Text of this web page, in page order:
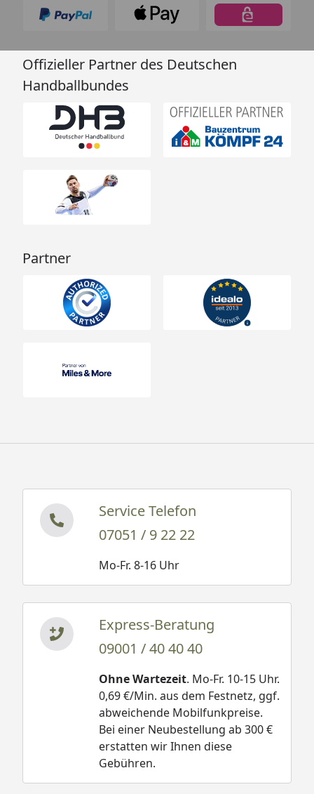
Offizieller Partner des Deutschen
Handballbundes
Partner
Service Telefon
07051 / 9 22 22
Mo-Fr. 8-16 Uhr
Express-Beratung
09001 / 40 40 40
Ohne Wartezeit. Mo-Fr. 10-15 Uhr.
0,69 €/Min. aus dem Festnetz, ggf.
abweichende Mobilfunkpreise.
Bei einer Neubestellung ab 300 €
erstatten wir Ihnen diese
Gebühren.